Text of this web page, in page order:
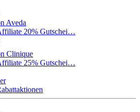
Aveda
20% Gutschei…
Clinique
25% Gutschei…